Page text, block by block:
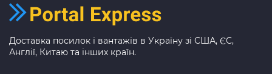
Доставка посилок і вантажів в Україну зі США, ЄС,
Англії, Китаю та інших країн.